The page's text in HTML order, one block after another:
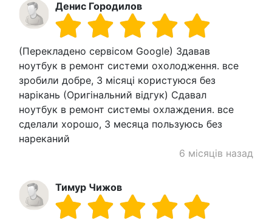
Денис Городилов
(Перекладено сервісом Google) Здавав
ноутбук в ремонт системи охолодження. все
зробили добре, 3 місяці користуюся без
нарікань (Оригінальний відгук) Сдавал
ноутбук в ремонт системы охлаждения. все
сделали хорошо, 3 месяца пользуюсь без
нареканий
6 місяців назад
Тимур Чижов